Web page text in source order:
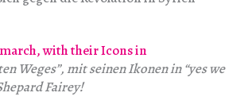
Weges”, mit seinen Ikonen in “yes we
Fairey!